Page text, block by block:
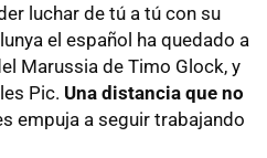
luchar de tú a tú con su
el español ha quedado a
Marussia de Timo Glock, y
Pic. Una distancia que no
empuja a seguir trabajando